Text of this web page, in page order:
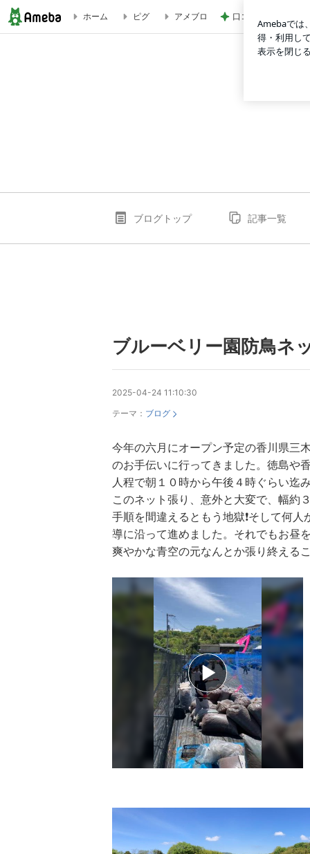
ホーム ピグ アメブロ 口コミで人気のサン
ブログトップ 記事一覧
ブルーベリー園防鳥ネ
2025-04-24 11:10:30
テーマ： ブログ
今年の六月にオープン予定の香川県三
のお手伝いに行ってきました。徳島や
人程で朝１０時から午後４時ぐらい迄
このネット張り、意外と大変で、幅約
手順を間違えるともう地獄❗️そして何
導に沿って進めました。それでもお昼
爽やかな青空の元なんとか張り終える